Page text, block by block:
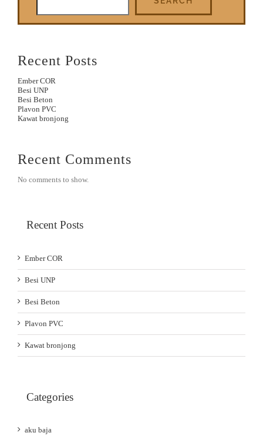
Recent Posts
Ember COR
Besi UNP
Besi Beton
Plavon PVC
Kawat bronjong
Recent Comments
No comments to show.
Recent Posts
Ember COR
Besi UNP
Besi Beton
Plavon PVC
Kawat bronjong
Categories
aku baja